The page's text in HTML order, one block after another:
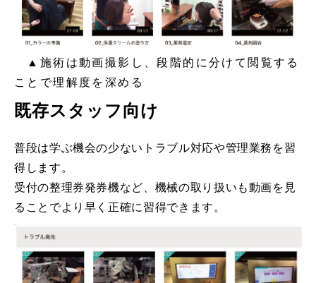
▲施術は動画撮影し、段階的に分けて閲覧する
ことで理解度を深める
既存スタッフ向け
普段は学ぶ機会の少ないトラブル対応や管理業務を習
得します。
受付の整理券発券機など、機械の取り扱いも動画を見
ることでより早く正確に習得できます。